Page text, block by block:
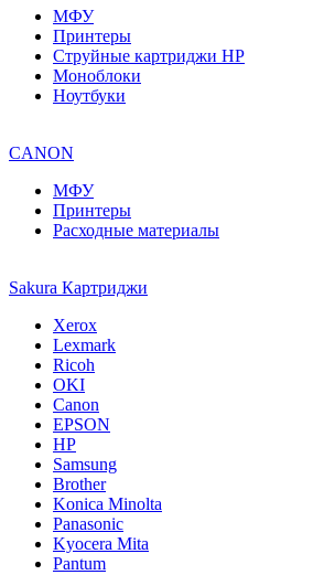
МФУ
Принтеры
Струйные картриджи HP
Моноблоки
Ноутбуки
CANON
МФУ
Принтеры
Расходные материалы
Sakura Картриджи
Xerox
Lexmark
Ricoh
OKI
Canon
EPSON
HP
Samsung
Brother
Konica Minolta
Panasonic
Kyocera Mita
Pantum